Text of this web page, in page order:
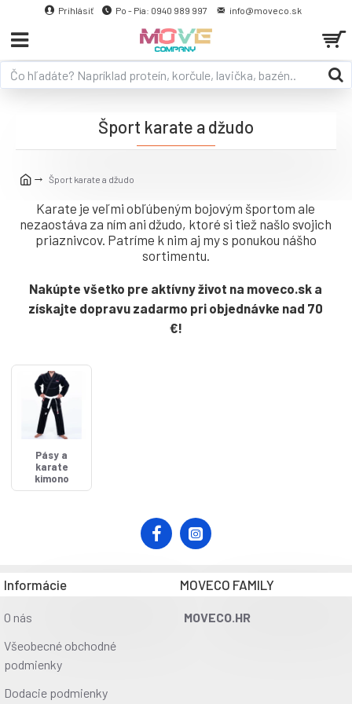
Prihlásiť Po - Pia: 0940 989 997 info@moveco.sk
Šport karate a džudo
Šport karate a džudo
Karate je veľmi obľúbeným bojovým športom ale
nezaostáva za ním ani džudo, ktoré si tiež našlo svojich
priaznivcov. Patríme k nim aj my s ponukou nášho
sortimentu.
Nakúpte všetko pre aktívny život na moveco.sk a
získajte dopravu zadarmo pri objednávke nad 70
€!
Pásy a
karate
kimono
Informácie
O nás
Všeobecné obchodné
podmienky
Dodacie podmienky
MOVECO FAMILY
MOVECO.HR